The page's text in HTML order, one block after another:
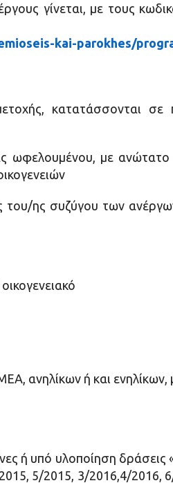
γίνεται, με τους
kai-parokhes/
κατατάσσονται σε
ωφελουμένου, με
του/ης συζύγου των
ανηλίκων ή και ενηλίκων,
ή υπό υλοποίηση
5/2015, 3/2016,4/2016,